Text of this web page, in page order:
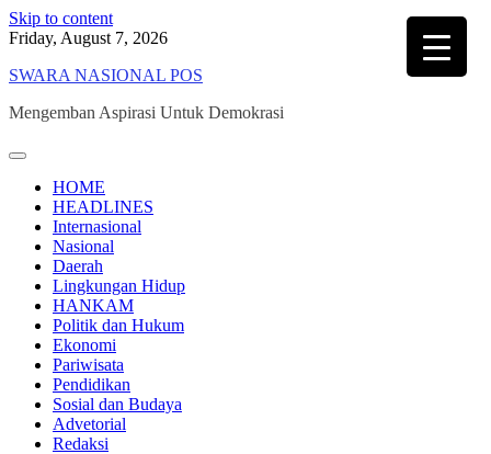
Skip to content
Friday, August 7, 2026
SWARA NASIONAL POS
Mengemban Aspirasi Untuk Demokrasi
HOME
HEADLINES
Internasional
Nasional
Daerah
Lingkungan Hidup
HANKAM
Politik dan Hukum
Ekonomi
Pariwisata
Pendidikan
Sosial dan Budaya
Advetorial
Redaksi